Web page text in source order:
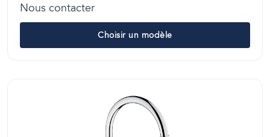
Nous contacter
Choisir un modèle